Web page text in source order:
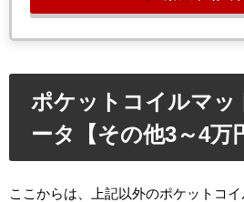
ポケットコイルマッ
ータ【その他3～4万
ここからは、上記以外のポケットコ